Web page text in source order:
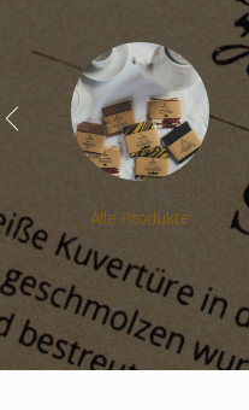
Alle Produkte